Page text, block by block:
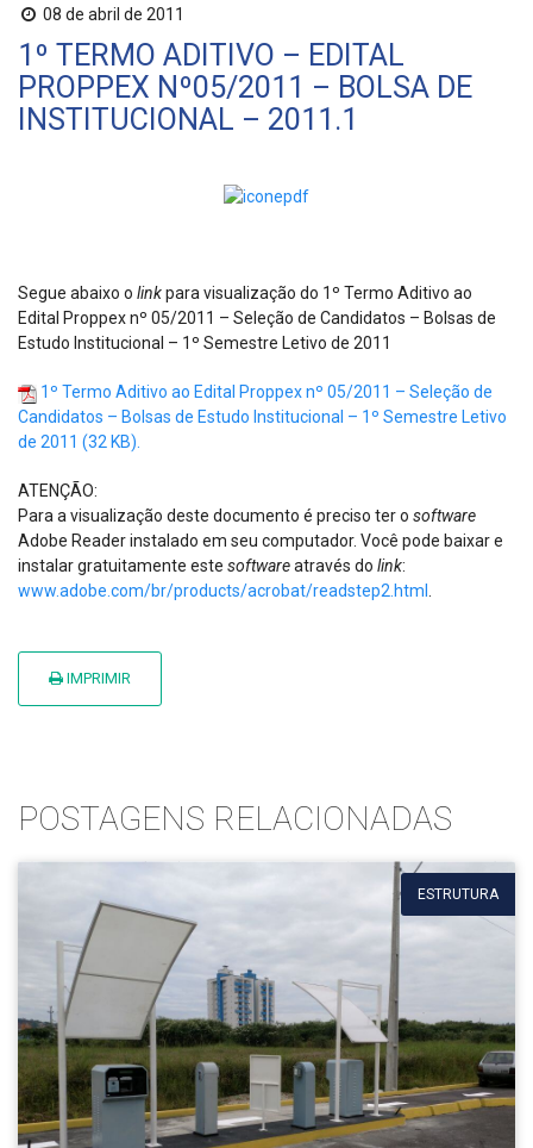
08 de abril de 2011
1º TERMO ADITIVO – EDITAL
PROPPEX Nº05/2011 – BOLSA DE
INSTITUCIONAL – 2011.1
Segue abaixo o linkpara visualização do 1º Termo Aditivo ao
Edital Proppex nº 05/2011 – Seleção de Candidatos – Bolsas de
Estudo Institucional – 1º Semestre Letivo de 2011
1º Termo Aditivo ao Edital Proppex nº 05/2011 – Seleção de
Candidatos – Bolsas de Estudo Institucional – 1º Semestre Letivo
de 2011 (32 KB).
ATENÇÃO:
Para a visualização deste documento é preciso ter o software
Adobe Reader instalado em seu computador. Você pode baixar e
instalar gratuitamente este softwareatravés do link:
www.adobe.com/br/products/acrobat/readstep2.html .
IMPRIMIR
POSTAGENS RELACIONADAS
ESTRUTURA